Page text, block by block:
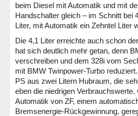
beim Diesel mit Automatik und mit
Handschalter gleich – im Schnitt bei
Liter, mit Automatik ein Zehntel Liter
Die 4,1 Liter erreichte auch schon
hat sich deutlich mehr getan, denn
verschreiben und dem 328i vom
mit BMW Twinpower-Turbo
PS aus zwei Litern Hubraum, die
eben die niedrigen
Automatik von ZF, einem
Bremsenergie-Rückgewinnung,